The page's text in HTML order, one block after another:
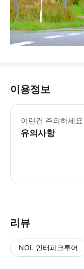
이용정보
이런건 주의하세요
유의사항
리뷰
NOL 인터파크투어